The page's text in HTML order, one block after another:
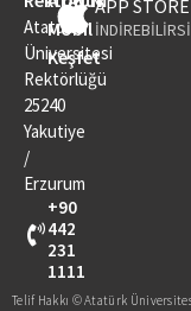
Atatürk
Üniversitesi
Rektörlüğü
25240
Yakutiye
/
Erzurum
+90
442
231
1111
Mobil
Keşfet
APP
Telif Hakkı © Atatürk